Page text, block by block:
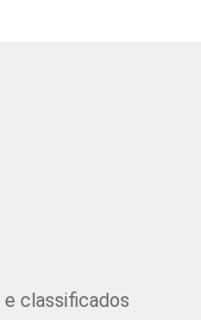
e classificados